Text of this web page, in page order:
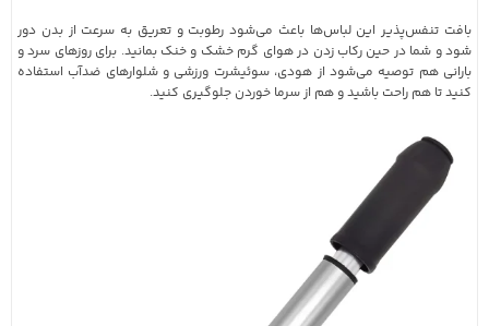
بافت تنفس‌پذیر این لباس‌ها باعث می‌شود رطوبت و تعریق به سرعت از بدن دور
شود و شما در حین رکاب زدن در هوای گرم خشک و خنک بمانید. برای روزهای سرد و
بارانی هم توصیه می‌شود از هودی، سوئیشرت ورزشی و شلوارهای ضدآب استفاده
کنید تا هم راحت باشید و هم از سرما خوردن جلوگیری کنید.